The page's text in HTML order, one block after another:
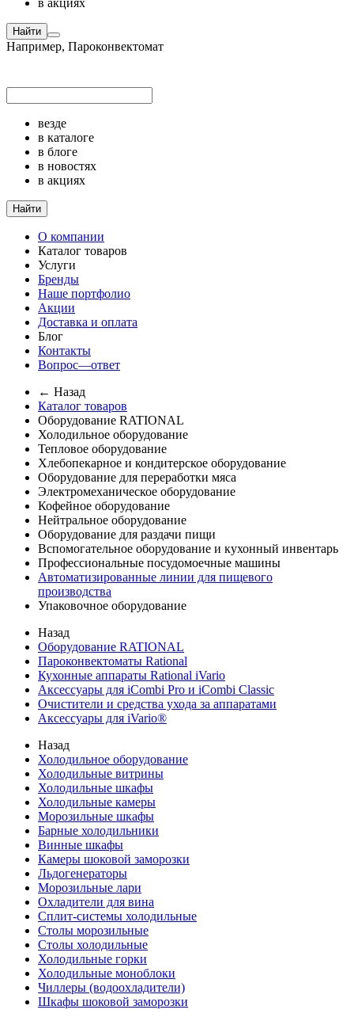
в акциях
Найти
Например, Пароконвектомат
везде
в каталоге
в блоге
в новостях
в акциях
Найти
О компании
Каталог товаров
Услуги
Бренды
Наше портфолио
Акции
Доставка и оплата
Блог
Контакты
Вопрос—ответ
← Назад
Каталог товаров
Оборудование RATIONAL
Холодильное оборудование
Тепловое оборудование
Хлебопекарное и кондитерское оборудование
Оборудование для переработки мяса
Электромеханическое оборудование
Кофейное оборудование
Нейтральное оборудование
Оборудование для раздачи пищи
Вспомогательное оборудование и кухонный инвентарь
Профессиональные посудомоечные машины
Автоматизированные линии для пищевого
производства
Упаковочное оборудование
Назад
Оборудование RATIONAL
Пароконвектоматы Rational
Кухонные аппараты Rational iVario
Аксессуары для iCombi Pro и iCombi Classic
Очистители и средства ухода за аппаратами
Аксессуары для iVario®
Назад
Холодильное оборудование
Холодильные витрины
Холодильные шкафы
Холодильные камеры
Морозильные шкафы
Барные холодильники
Винные шкафы
Камеры шоковой заморозки
Льдогенераторы
Морозильные лари
Охладители для вина
Сплит-системы холодильные
Столы морозильные
Столы холодильные
Холодильные горки
Холодильные моноблоки
Чиллеры (водоохладители)
Шкафы шоковой заморозки